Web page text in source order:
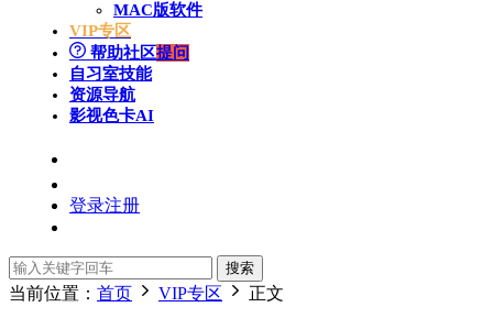
MAC版软件
VIP专区
帮助社区提问
自习室技能
资源导航
影视色卡AI
登录注册
搜索
当前位置： 首页 VIP专区 正文